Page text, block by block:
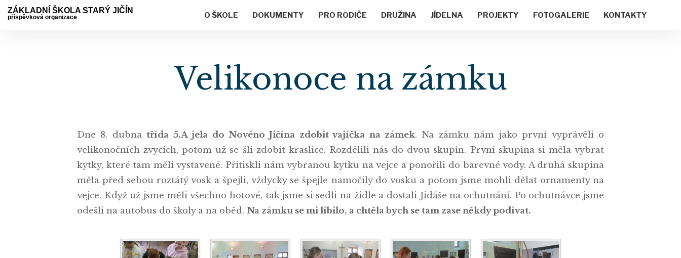
ZÁKLADNÍ ŠKOLA STARÝ JIČÍN
příspěvková organizace O ŠKOLE DOKUMENTY PRO RODIČE DRUŽINA JÍDELNA PROJEKTY FOTOGALERIE KONTAKTY
Velikonoce na zámku
Dne 8. dubnatřída 5.A jela do Novéno Jičína zdobit vajíčka na zámek. Na zámku nám jako první vyprávěli o
velikonočních zvycích, potom už se šli zdobit kraslice. Rozdělili nás do dvou skupin. První skupina si měla vybrat
kytky, které tam měli vystavené. Přitiskli nám vybranou kytku na vejce a ponořili do barevné vody. A druhá skupina
měla před sebou roztátý vosk a špejli, vždycky se špejle namočily do vosku a potom jsme mohli dělat ornamenty na
vejce. Když už jsme měli všechno hotové, tak jsme si sedli na židle a dostali Jidáše na ochutnání. Po ochutnávce jsme
odešli na autobus do školy a na oběd. Na zámku se mi líbilo, a chtěla bych se tam zase někdy podívat.